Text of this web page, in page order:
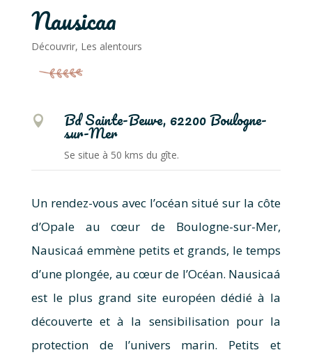
Nausicaa
Découvrir, Les alentours
 Bd Sainte-Beuve, 62200 Boulogne-
sur-Mer
Se situe à 50 kms du gîte.
Un rendez-vous avec l’océan situé sur la côte
d’Opale au cœur de Boulogne-sur-Mer,
Nausicaá emmène petits et grands, le temps
d’une plongée, au cœur de l’Océan. Nausicaá
est le plus grand site européen dédié à la
découverte et à la sensibilisation pour la
protection de l’univers marin. Petits et